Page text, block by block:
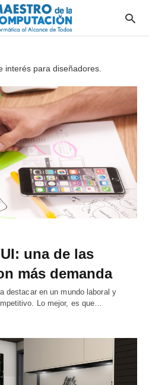
interés para diseñadores.
una de las
más demanda
destacar en un mundo laboral y
Lo mejor, es que…